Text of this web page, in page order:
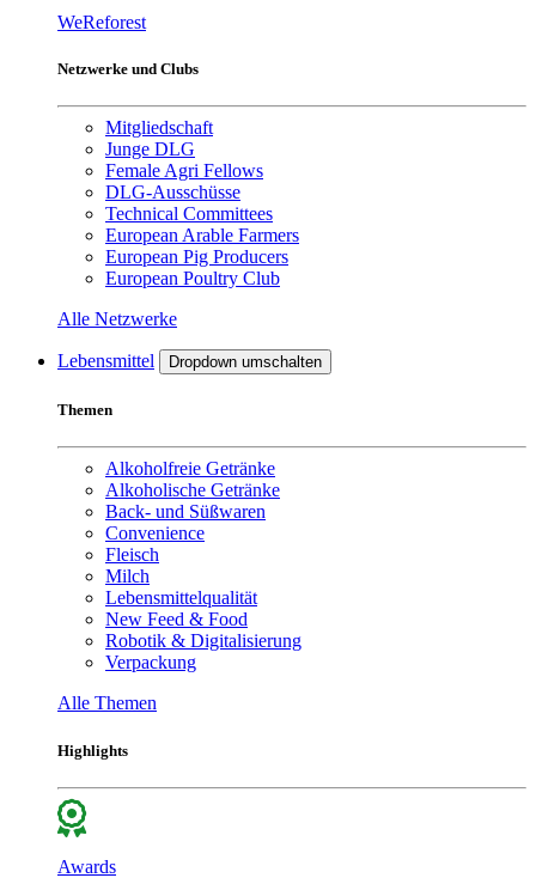
WeReforest
Netzwerke und Clubs
Mitgliedschaft
Junge DLG
Female Agri Fellows
DLG-Ausschüsse
Technical Committees
European Arable Farmers
European Pig Producers
European Poultry Club
Alle Netzwerke
Lebensmittel Dropdown umschalten
Themen
Alkoholfreie Getränke
Alkoholische Getränke
Back- und Süßwaren
Convenience
Fleisch
Milch
Lebensmittelqualität
New Feed & Food
Robotik & Digitalisierung
Verpackung
Alle Themen
Highlights
Awards